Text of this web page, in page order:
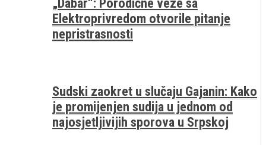
Elektroprivredom otvorile pitanje
nepristrasnosti
Sudski zaokret u slučaju Gajanin: Kako
je promijenjen sudija u jednom od
najosjetljivijih sporova u Srpskoj